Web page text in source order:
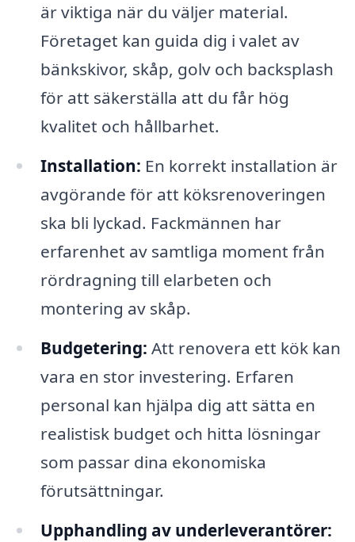
är viktiga när du väljer material.
Företaget kan guida dig i valet av
bänkskivor, skåp, golv och backsplash
för att säkerställa att du får hög
kvalitet och hållbarhet.
Installation: En korrekt installation är
avgörande för att köksrenoveringen
ska bli lyckad. Fackmännen har
erfarenhet av samtliga moment från
rördragning till elarbeten och
montering av skåp.
Budgetering: Att renovera ett kök kan
vara en stor investering. Erfaren
personal kan hjälpa dig att sätta en
realistisk budget och hitta lösningar
som passar dina ekonomiska
förutsättningar.
Upphandling av underleverantörer: